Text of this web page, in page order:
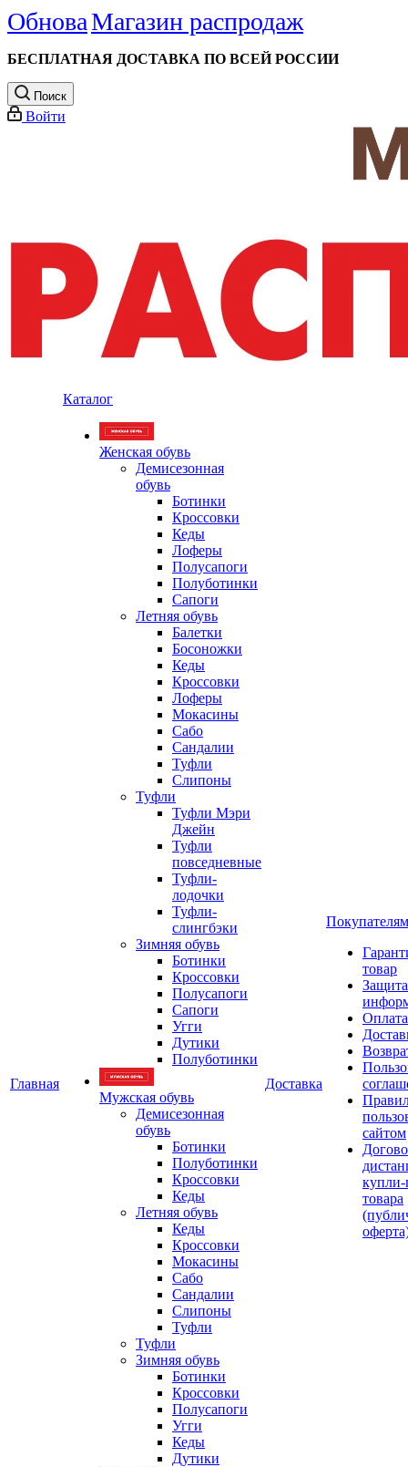
ОбноваМагазин распродаж
БЕСПЛАТНАЯ ДОСТАВКА ПО ВСЕЙ РОССИИ
Поиск
Войти
Главная
Каталог
Женская обувь
Демисезонная
обувь
Ботинки
Кроссовки
Кеды
Лоферы
Полусапоги
Полуботинки
Сапоги
Летняя обувь
Балетки
Босоножки
Кеды
Кроссовки
Лоферы
Мокасины
Сабо
Сандалии
Туфли
Слипоны
Туфли
Туфли Мэри
Джейн
Туфли
повседневные
Туфли-
лодочки
Туфли-
слингбэки
Зимняя обувь
Ботинки
Кроссовки
Полусапоги
Сапоги
Угги
Дутики
Полуботинки
Мужская обувь
Демисезонная
обувь
Ботинки
Полуботинки
Кроссовки
Кеды
Летняя обувь
Кеды
Кроссовки
Мокасины
Сабо
Сандалии
Слипоны
Туфли
Туфли
Зимняя обувь
Ботинки
Кроссовки
Полусапоги
Угги
Кеды
Дутики
Доставка
Покупателям
товар
Защита
Оплата
сайтом
товара